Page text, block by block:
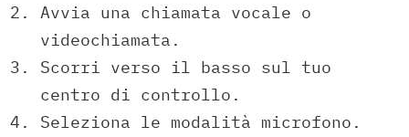
Avvia una chiamata vocale o
videochiamata.
Scorri verso il basso sul tuo
centro di controllo.
Seleziona le modalità microfono.